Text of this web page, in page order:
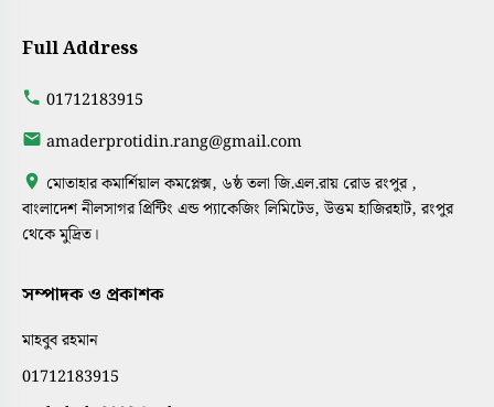
Full Address
01712183915
amaderprotidin.rang@gmail.com
মোতাহার কমার্শিয়াল কমপ্লেক্স, ৬ষ্ঠ তলা জি.এল.রায় রোড রংপুর ,
বাংলাদেশ নীলসাগর প্রিন্টিং এন্ড প্যাকেজিং লিমিটেড, উত্তম হাজিরহাট, রংপুর
থেকে মুদ্রিত।
সম্পাদক ও প্রকাশক
মাহবুব রহমান
01712183915